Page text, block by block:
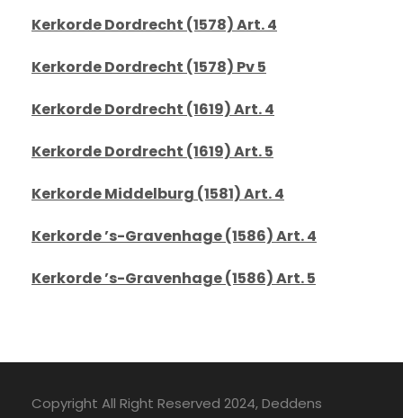
Kerkorde Dordrecht (1578) Art. 4
Kerkorde Dordrecht (1578) Pv 5
Kerkorde Dordrecht (1619) Art. 4
Kerkorde Dordrecht (1619) Art. 5
Kerkorde Middelburg (1581) Art. 4
Kerkorde ’s-Gravenhage (1586) Art. 4
Kerkorde ’s-Gravenhage (1586) Art. 5
Copyright All Right Reserved 2024, Deddens